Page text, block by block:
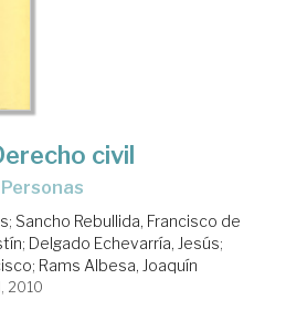
civil
Personas
; Sancho Rebullida, Francisco de
; Delgado Echevarría, Jesús;
; Rams Albesa, Joaquín
2010